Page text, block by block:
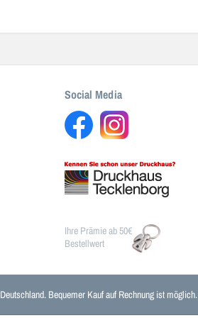
Social Media
Ihre Prämie ab 50€
Bestellwert
Bequemer Kauf auf Rechnung ist möglich.